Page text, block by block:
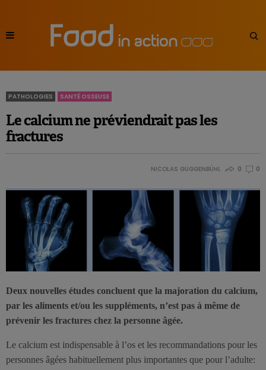
PATHOLOGIES SANTÉ OSSEUSE
Le calcium ne préviendrait pas les
fractures
NICOLAS GUGGENBÜHL 0 0
Deux nouvelles études concluent que la majoration du calcium,
par les aliments et/ou les suppléments, n’est pas à même de
prévenir les fractures chez la personne âgée.
Le calcium est indispensable à l’os et les recommandations pour les
personnes âgées habituellement plus importantes que pour l’adulte: